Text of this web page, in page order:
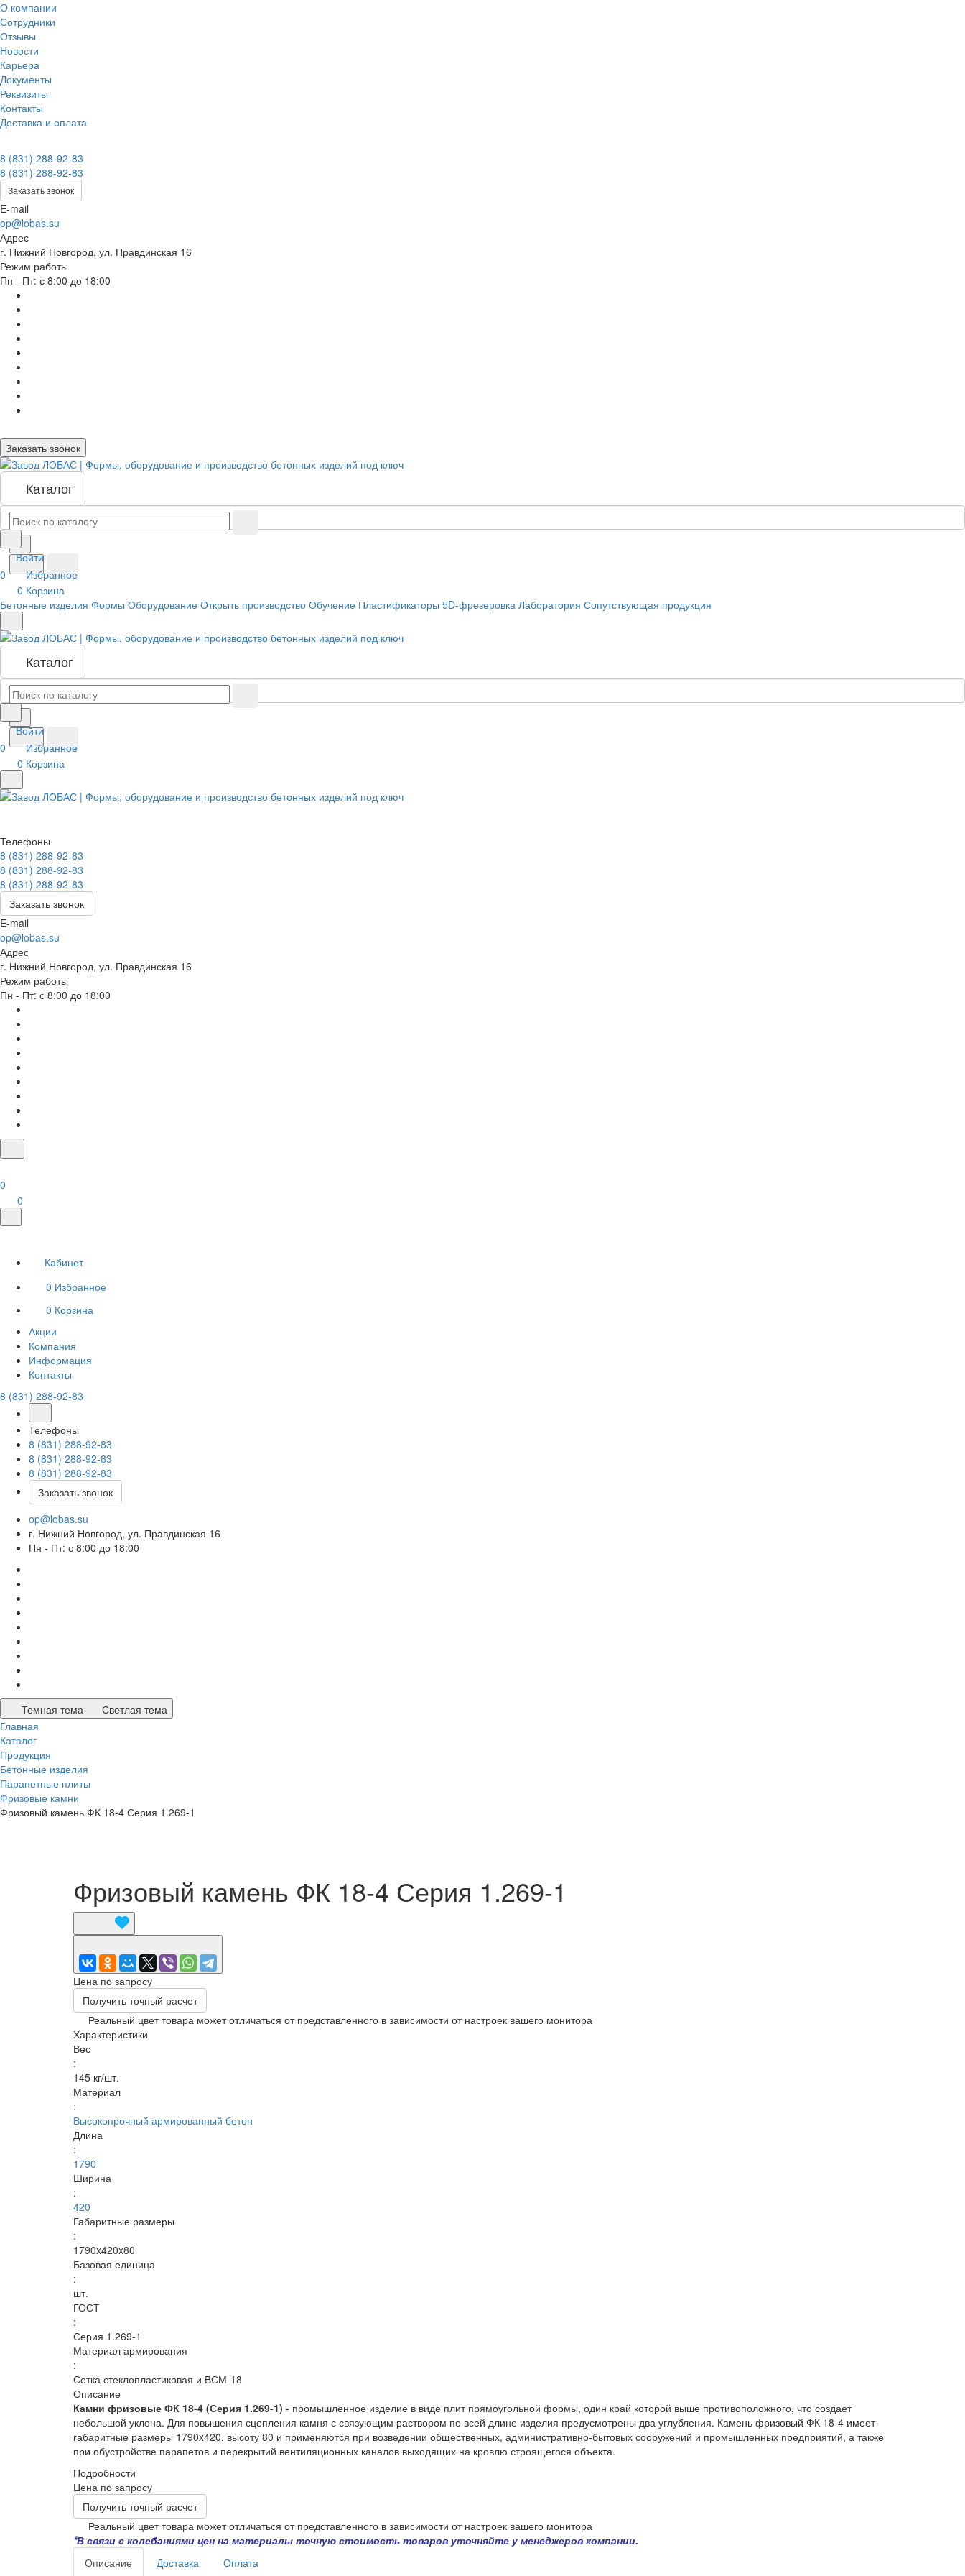
О компании
Сотрудники
Отзывы
Новости
Карьера
Документы
Реквизиты
Контакты
Доставка и оплата
8 (831) 288-92-83
8 (831) 288-92-83
Заказать звонок
E-mail
op@lobas.su
Адрес
г. Нижний Новгород, ул. Правдинская 16
Режим работы
Пн - Пт: с 8:00 до 18:00
Заказать звонок
Каталог
Войти
0
Избранное
0 Корзина
Бетонные изделия Формы Оборудование Открыть производство Обучение Пластификаторы 5D-фрезеровка Лаборатория Сопутствующая продукция
Каталог
Войти
0
Избранное
0 Корзина
Телефоны
8 (831) 288-92-83
8 (831) 288-92-83
8 (831) 288-92-83
Заказать звонок
E-mail
op@lobas.su
Адрес
г. Нижний Новгород, ул. Правдинская 16
Режим работы
Пн - Пт: с 8:00 до 18:00
0
0
Кабинет
0 Избранное
0 Корзина
Акции
Компания
Информация
Контакты
8 (831) 288-92-83
Телефоны
8 (831) 288-92-83
8 (831) 288-92-83
8 (831) 288-92-83
Заказать звонок
op@lobas.su
г. Нижний Новгород, ул. Правдинская 16
Пн - Пт: с 8:00 до 18:00
Темная тема
Светлая тема
Главная
Каталог
Продукция
Бетонные изделия
Парапетные плиты
Фризовые камни
Фризовый камень ФК 18-4 Серия 1.269-1
Фризовый камень ФК 18-4 Серия 1.269-1
Цена по запросу
Получить точный расчет
Реальный цвет товара может отличаться от представленного в зависимости от настроек вашего монитора
Характеристики
Вес
:
145 кг/шт.
Материал
:
Высокопрочный армированный бетон
Длина
:
1790
Ширина
:
420
Габаритные размеры
:
1790x420x80
Базовая единица
:
шт.
ГОСТ
:
Серия 1.269-1
Материал армирования
:
Сетка стеклопластиковая и ВСМ-18
Описание
Камни фризовые ФК 18-4 (Серия 1.269-1) - промышленное изделие в виде плит прямоугольной формы, один край которой выше противоположного, что создает
небольшой уклона. Для повышения сцепления камня с связующим раствором по всей длине изделия предусмотрены два углубления. Камень фризовый ФК 18-4 имеет
габаритные размеры 1790x420, высоту 80 и применяются при возведении общественных, административно-бытовых сооружений и промышленных предприятий, а также
при обустройстве парапетов и перекрытий вентиляционных каналов выходящих на кровлю строящегося объекта.
Подробности
Цена по запросу
Получить точный расчет
Реальный цвет товара может отличаться от представленного в зависимости от настроек вашего монитора
*В связи с колебаниями цен на материалы точную стоимость товаров уточняйте у менеджеров компании.
Описание
Доставка Оплата